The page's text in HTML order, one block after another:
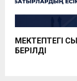
МЕКТЕПТЕГІ
БЕРІЛДІ